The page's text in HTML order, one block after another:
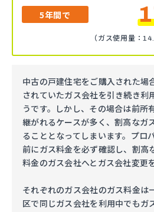
5年間で
（ガス使用量：
中古の戸建住宅をご購入された場
されていたガス会社を引き続き利
うです。しかし、その場合は前所
継がれるケースが多く、割高なガ
ることとなってしまいます。プロ
前にガス料金を必ず確認し、割高
料金のガス会社へとガス会社変更
それぞれのガス会社のガス料金は
区で同じガス会社を利用中でもガ